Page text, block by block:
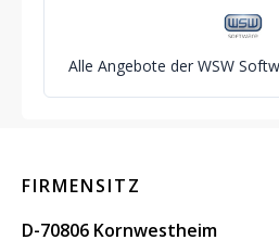
Alle Angebote der WSW
FIRMENSITZ
D-70806 Kornwestheim